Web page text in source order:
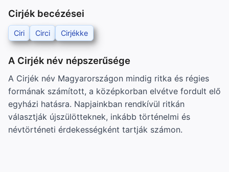
Cirjék becézései
Ciri Circi Cirjékke
A Cirjék név népszerűsége
A Cirjék név Magyarországon mindig ritka és régies
formának számított, a középkorban elvétve fordult elő
egyházi hatásra. Napjainkban rendkívül ritkán
választják újszülötteknek, inkább történelmi és
névtörténeti érdekességként tartják számon.